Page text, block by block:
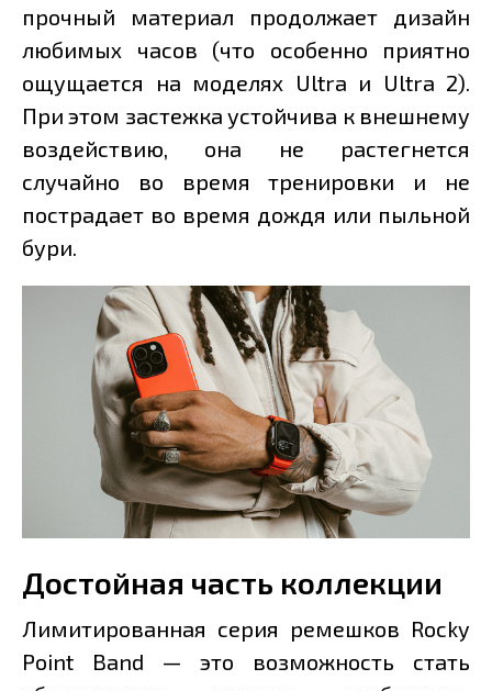
прочный материал продолжает дизайн
любимых часов (что особенно приятно
ощущается на моделях Ultra и Ultra 2).
При этом застежка устойчива к внешнему
воздействию, она не растегнется
случайно во время тренировки и не
пострадает во время дождя или пыльной
бури.
Достойная часть коллекции
Лимитированная серия ремешков Rocky
Point Band — это возможность стать